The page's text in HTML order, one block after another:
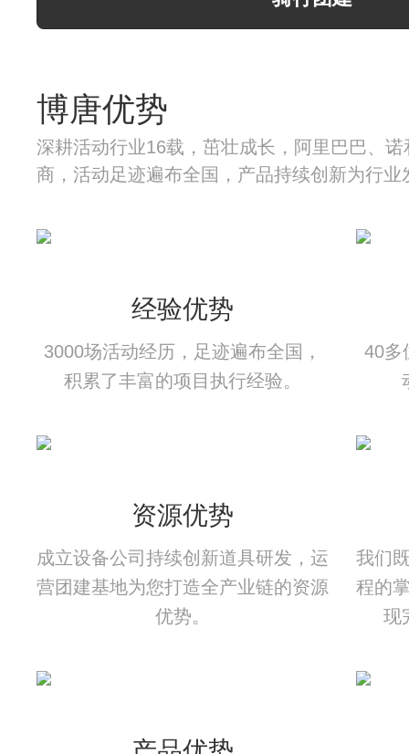
博唐优势
深耕活动行业16载，茁壮成长，阿里巴巴、
商，活动足迹遍布全国，产品持续创新为行业
经验优势
3000场活动经历，足迹遍布全国，
积累了丰富的项目执行经验。
40多
资源优势
成立设备公司持续创新道具研发，运
营团建基地为您打造全产业链的资源
优势。
我们
程的
现